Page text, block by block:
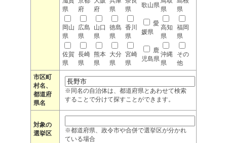
県
府
府
県
県
歌山県
県
県
岡山
県
広島
県
山口
県
徳島
県
香川
県
愛
媛県
高知
県
福岡
県
佐賀
県
長崎
県
熊本
県
大分
県
宮崎
県
鹿
児島県
沖縄
県
その
他
市区町
村名、
都道府
県名
※同名の自治体は、都道府県とあわせて検索
することで分けて探すことができます。
対象の
選挙区
※都道府県、政令市や合併で選挙区が分かれ
ている場合